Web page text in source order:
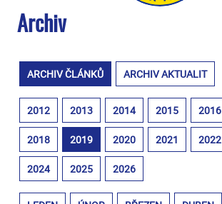
Archiv
ARCHIV ČLÁNKŮ ARCHIV AKTUALIT
2012 2013 2014 2015 2016
2018 2019 2020 2021 2022
2024 2025 2026